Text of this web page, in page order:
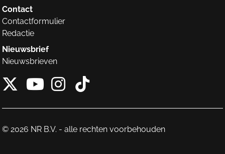
Contact
Contactformulier
Redactie
Nieuwsbrief
Nieuwsbrieven
X van NieuwRechts
Instagram van
Tiktok van
© 2026 NR B.V. - alle rechten voorbehouden